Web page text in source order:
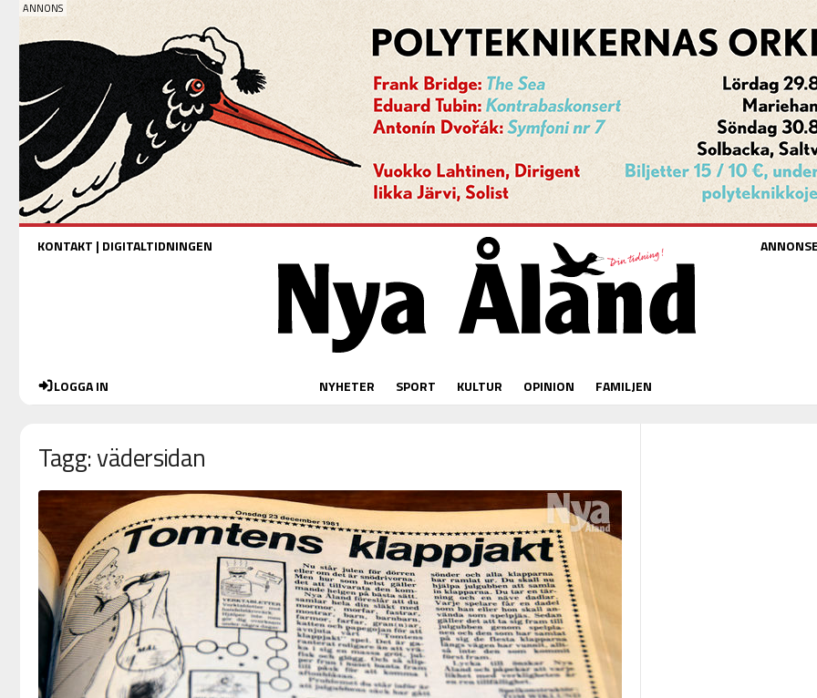
KONTAKT | DIGITALTIDNINGEN
LOGGA IN NYHETER SPORT KULTUR OPINION FAMILJEN
Tagg: vädersidan